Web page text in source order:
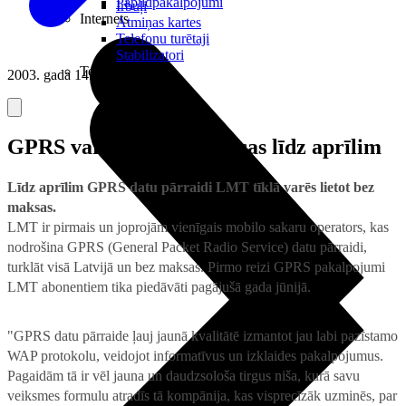
Internets
Irbuļi
Atmiņas kartes
Telefonu turētaji
Stabilizatori
Televizori
2003. gada 14. janvāris
GPRS var lietot bez maksas līdz aprīlim
Līdz aprīlim GPRS datu pārraidi LMT tīklā varēs lietot bez
maksas.
LMT ir pirmais un joprojām vienīgais mobilo sakaru operators, kas
nodrošina GPRS (General Packet Radio Service) datu pārraidi,
turklāt visā Latvijā un bez maksas. Pirmo reizi GPRS pakalpojumi
LMT abonentiem tika piedāvāti pagājušā gada jūnijā.
"GPRS datu pārraide ļauj jaunā kvalitātē izmantot jau labi pazīstamo
WAP protokolu, veidojot informatīvus un izklaides pakalpojumus.
Pagaidām tā ir vēl jauna un daudzsološa tirgus niša, kurā savu
veiksmes formulu atradīs tā kompānija, kas visprecīzāk uzminēs, par